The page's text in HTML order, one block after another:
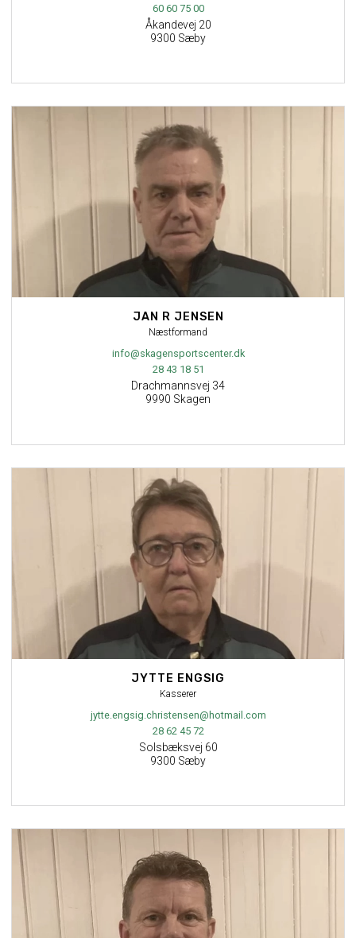
60 60 75 00
Åkandevej 20
9300 Sæby
JAN R JENSEN
Næstformand
info@skagensportscenter.dk
28 43 18 51
Drachmannsvej 34
9990 Skagen
JYTTE ENGSIG
Kasserer
jytte.engsig.christensen@hotmail.com
28 62 45 72
Solsbæksvej 60
9300 Sæby